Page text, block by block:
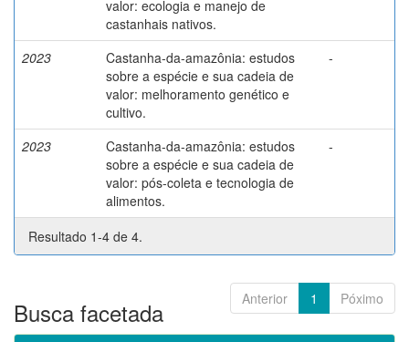
valor: ecologia e manejo de
castanhais nativos.
2023
Castanha-da-amazônia: estudos
sobre a espécie e sua cadeia de
valor: melhoramento genético e
cultivo.
-
2023
Castanha-da-amazônia: estudos
sobre a espécie e sua cadeia de
valor: pós-coleta e tecnologia de
alimentos.
-
Resultado 1-4 de 4.
Anterior 1 Póximo
Busca facetada